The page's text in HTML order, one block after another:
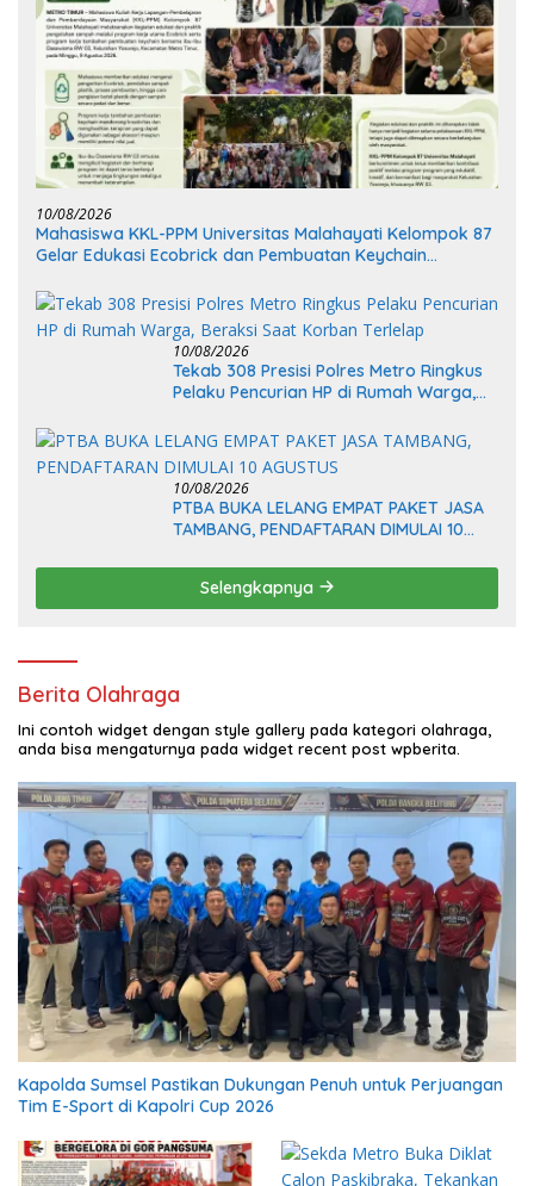
10/08/2026
Mahasiswa KKL-PPM Universitas Malahayati Kelompok 87
Gelar Edukasi Ecobrick dan Pembuatan Keychain
10/08/2026
Tekab 308 Presisi Polres Metro Ringkus
Pelaku Pencurian HP di Rumah Warga,
10/08/2026
PTBA BUKA LELANG EMPAT PAKET JASA
TAMBANG, PENDAFTARAN DIMULAI 10
Selengkapnya
Berita Olahraga
Ini contoh widget dengan style gallery pada kategori olahraga,
anda bisa mengaturnya pada widget recent post wpberita.
Kapolda Sumsel Pastikan Dukungan Penuh untuk Perjuangan
Tim E-Sport di Kapolri Cup 2026